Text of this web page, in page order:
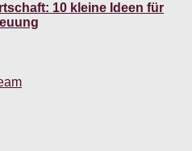
10 kleine Ideen für